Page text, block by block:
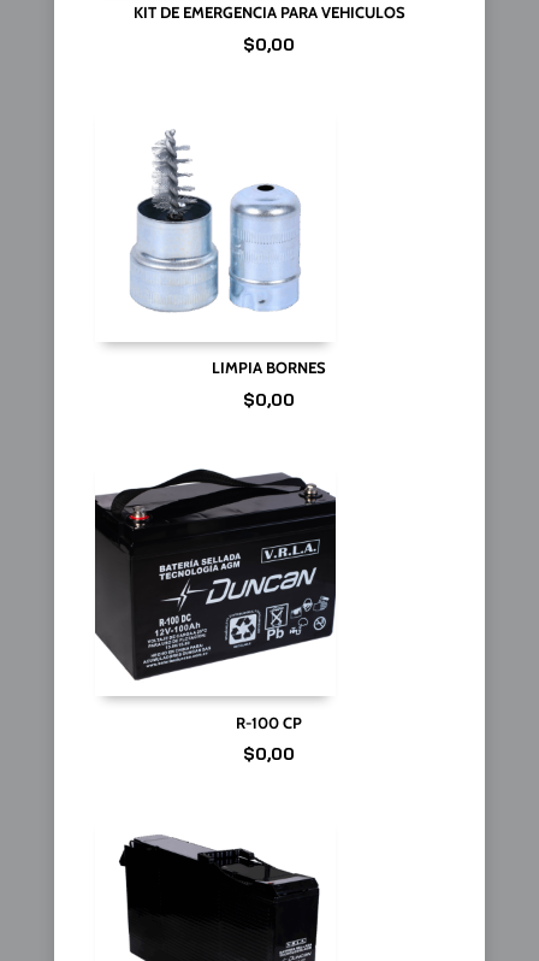
KIT DE EMERGENCIA PARA VEHICULOS
$0,00
LIMPIA BORNES
$0,00
R-100 CP
$0,00